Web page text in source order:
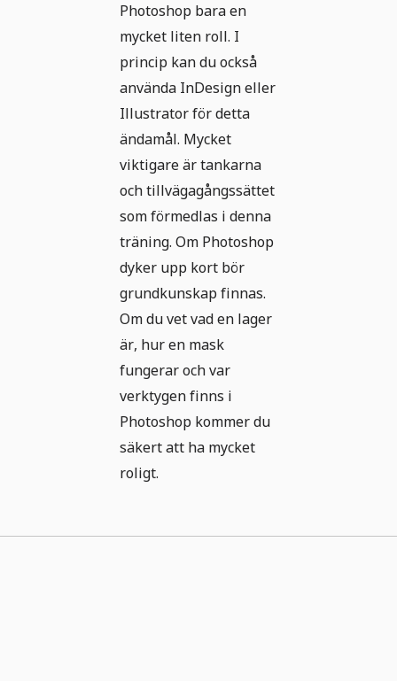
Photoshop bara en
mycket liten roll. I
princip kan du också
använda InDesign eller
Illustrator för detta
ändamål. Mycket
viktigare är tankarna
och tillvägagångssättet
som förmedlas i denna
träning. Om Photoshop
dyker upp kort bör
grundkunskap finnas.
Om du vet vad en lager
är, hur en mask
fungerar och var
verktygen finns i
Photoshop kommer du
säkert att ha mycket
roligt.